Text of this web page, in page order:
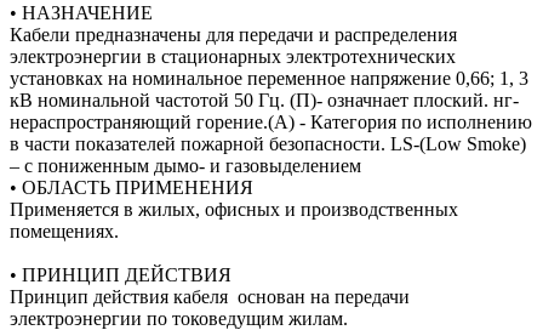
• НАЗНАЧЕНИЕ
Кабели предназначены для передачи и распределения
электроэнергии в стационарных электротехнических
установках на номинальное переменное напряжение 0,66; 1, 3
кВ номинальной частотой 50 Гц. (П)- означнает плоский. нг-
нераспространяющий горение.(А) - Категория по исполнению
в части показателей пожарной безопасности. LS-(Low Smoke)
– с пониженным дымо- и газовыделением
• ОБЛАСТЬ ПРИМЕНЕНИЯ
Применяется в жилых, офисных и производственных
помещениях.
• ПРИНЦИП ДЕЙСТВИЯ
Принцип действия кабеля основан на передачи
электроэнергии по токоведущим жилам.